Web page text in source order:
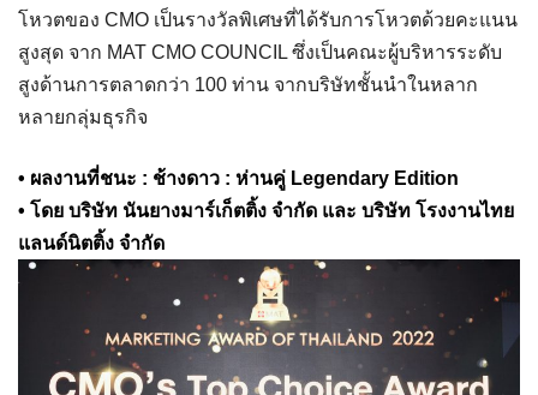
โหวตของ CMO เป็นรางวัลพิเศษที่ได้รับการโหวตด้วยคะแนน
สูงสุด จาก MAT CMO COUNCIL ซึ่งเป็นคณะผู้บริหารระดับ
สูงด้านการตลาดกว่า 100 ท่าน จากบริษัทชั้นนำในหลาก
หลายกลุ่มธุรกิจ
• ผลงานที่ชนะ : ช้างดาว : ห่านคู่ Legendary Edition
• โดย บริษัท นันยางมาร์เก็ตติ้ง จำกัด และ บริษัท โรงงานไทย
แลนด์นิตติ้ง จำกัด